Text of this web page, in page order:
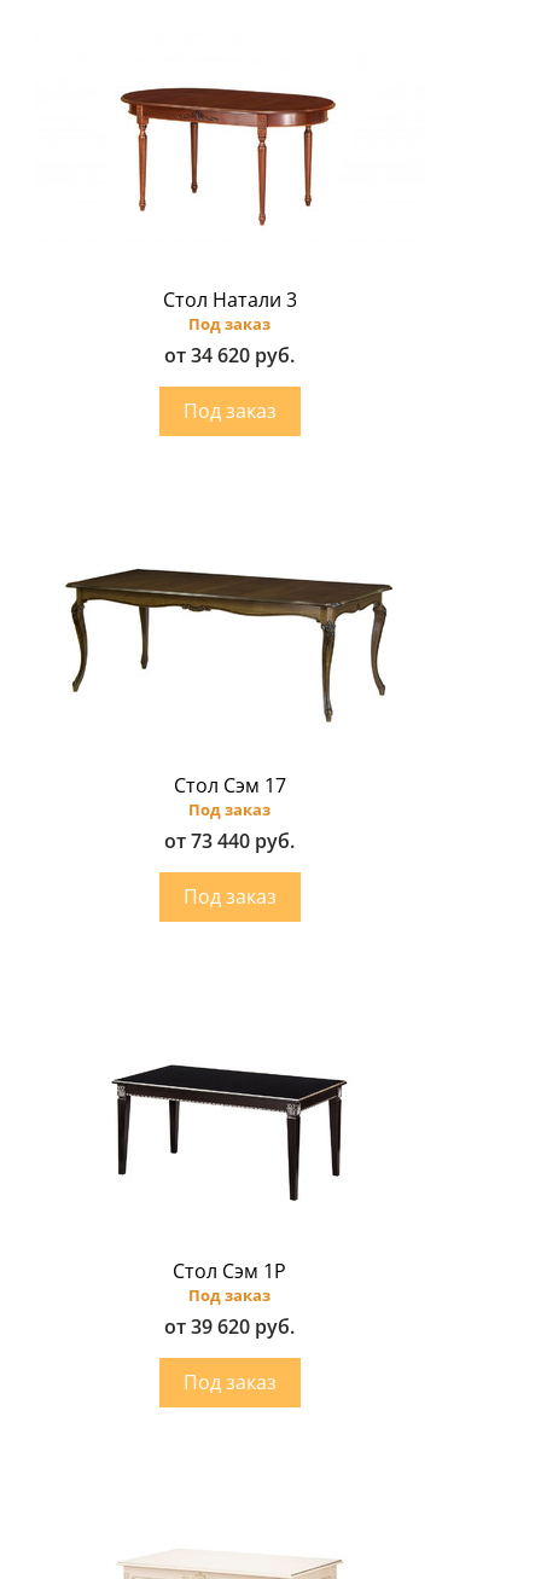
Стол Натали 3
Под заказ
от 34 620 руб.
Стол Сэм 17
Под заказ
от 73 440 руб.
Стол Сэм 1Р
Под заказ
от 39 620 руб.